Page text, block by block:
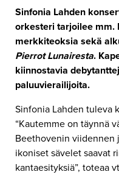
Sinfonia Lahden
orkesteri tarjoilee mm.
merkkiteoksia sekä
Pierrot Lunairesta.
kiinnostavia
paluuvierailijoita.
Sinfonia Lahden tuleva
“Kautemme on täynnä
Beethovenin viidennen
ikoniset sävelet saavat
kantaesityksiä”, toteaa